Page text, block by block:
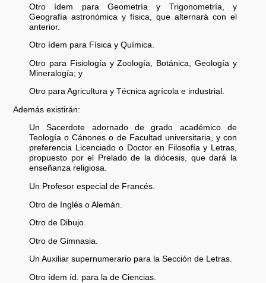
Otro ídem para Geometría y Trigonometría, y
Geografía astronómica y física, que alternará con el
anterior.
Otro ídem para Física y Química.
Otro para Fisiología y Zoología, Botánica, Geología y
Mineralogía; y
Otro para Agricultura y Técnica agrícola e industrial.
Además existirán:
Un Sacerdote adornado de grado académico de
Teología o Cánones o de Facultad universitaria, y con
preferencia Licenciado o Doctor en Filosofía y Letras,
propuesto por el Prelado de la diócesis, que dará la
enseñanza religiosa.
Un Profesor especial de Francés.
Otro de Inglés o Alemán.
Otro de Dibujo.
Otro de Gimnasia.
Un Auxiliar supernumerario para la Sección de Letras.
Otro ídem íd. para la de Ciencias.